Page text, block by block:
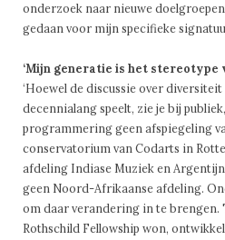
onderzoek naar nieuwe
gedaan voor mijn specifieke
‘Mijn generatie is het stereotype
‘Hoewel de discussie over
decennialang speelt, zie je bij
programmering geen afspiegeling
conservatorium van Codarts in
afdeling Indiase Muziek en
geen Noord-Afrikaanse afdeling.
om daar verandering in te brengen.
Rothschild Fellowship won,